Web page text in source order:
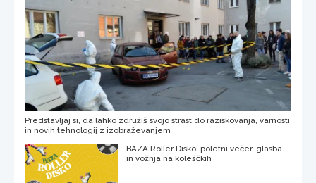
Predstavljaj si, da lahko združiš svojo strast do raziskovanja, varnosti
in novih tehnologij z izobraževanjem
BAZA Roller Disko: poletni večer, glasba
in vožnja na koleščkih